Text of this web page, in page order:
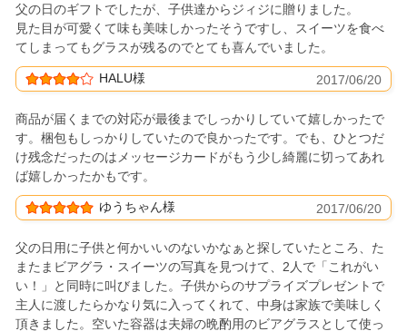
父の日のギフトでしたが、子供達からジィジに贈りました。
見た目が可愛くて味も美味しかったそうですし、スイーツを食べ
てしまってもグラスが残るのでとても喜んでいました。
HALU様 2017/06/20
商品が届くまでの対応が最後までしっかりしていて嬉しかったで
す。梱包もしっかりしていたので良かったです。でも、ひとつだ
け残念だったのはメッセージカードがもう少し綺麗に切ってあれ
ば嬉しかったかもです。
ゆうちゃん様 2017/06/20
父の日用に子供と何かいいのないかなぁと探していたところ、た
またまビアグラ・スイーツの写真を見つけて、2人で「これがい
い！」と同時に叫びました。子供からのサプライズプレゼントで
主人に渡したらかなり気に入ってくれて、中身は家族で美味しく
頂きました。空いた容器は夫婦の晩酌用のビアグラスとして使っ